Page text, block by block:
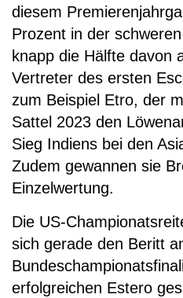
diesem
Prozent in der
knapp die Hälfte davon
Vertreter des ersten
zum Beispiel Etro, der
Sattel 2023 den
Sieg Indiens bei den
Zudem gewannen sie
Einzelwertung.
Die US-
sich gerade den Beritt
erfolgreichen Estero